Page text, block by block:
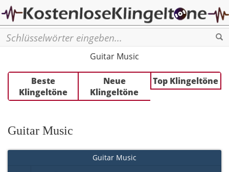
Guitar Music
Beste
Klingeltöne
Neue
Klingeltöne
Top Klingeltöne
Guitar Music
Guitar Music